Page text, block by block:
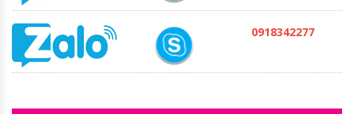
0918342277